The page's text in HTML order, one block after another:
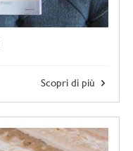
Scopri di più